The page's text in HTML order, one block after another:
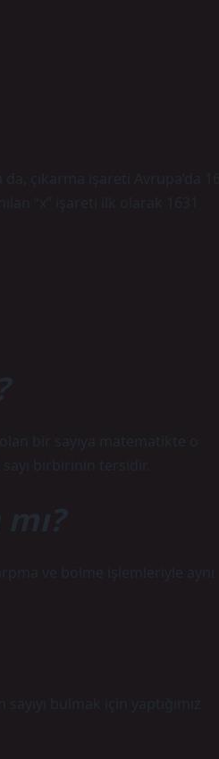
çıkarma işareti Avrupa’da 16.
“x” işareti ilk olarak 1631
bir sayıya matematikte o
birbirinin tersidir.
ve bölme işlemleriyle aynı
bulmak için yaptığımız